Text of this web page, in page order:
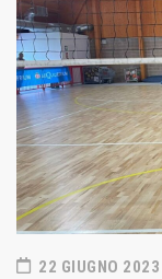
22 GIUGNO 2023